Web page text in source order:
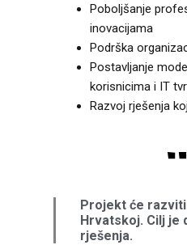
Poboljšanje
inovacijama
Podrška
Postavljanje
korisnicima i IT
Razvoj rješenja
Projekt će
Hrvatskoj. Cilj je
rješenja.